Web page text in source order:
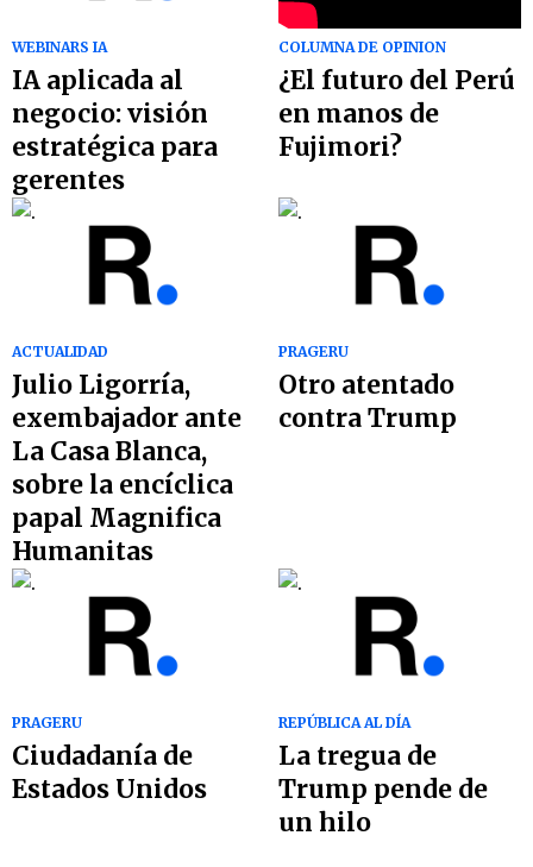
WEBINARS IA
IA aplicada al
negocio: visión
estratégica para
gerentes
COLUMNA DE OPINION
¿El futuro del Perú
en manos de
Fujimori?
ACTUALIDAD
Julio Ligorría,
exembajador ante
La Casa Blanca,
sobre la encíclica
papal Magnifica
Humanitas
PRAGERU
Otro atentado
contra Trump
PRAGERU
Ciudadanía de
Estados Unidos
REPÚBLICA AL DÍA
La tregua de
Trump pende de
un hilo